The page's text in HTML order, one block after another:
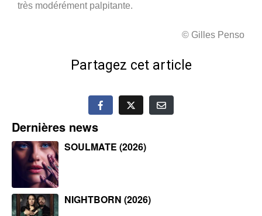
très modérément palpitante.
© Gilles Penso
Partagez cet article
Dernières news
SOULMATE (2026)
NIGHTBORN (2026)